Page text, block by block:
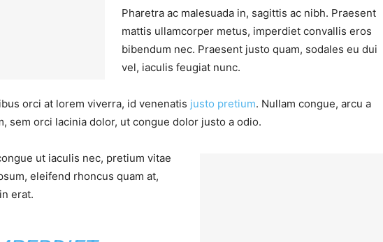
Pharetra ac malesuada in, sagittis ac nibh. Praesent
mattis ullamcorper metus, imperdiet convallis eros
bibendum nec. Praesent justo quam, sodales eu dui
vel, iaculis feugiat nunc.
orci at lorem viverra, id venenatis justo pretium. Nullam congue, arcu a
sem orci lacinia dolor, ut congue dolor justo a odio.
ut iaculis nec, pretium vitae
eleifend rhoncus quam at,
erat.